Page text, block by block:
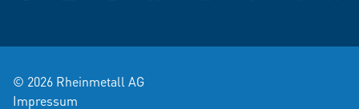
© 2026 Rheinmetall AG
Impressum